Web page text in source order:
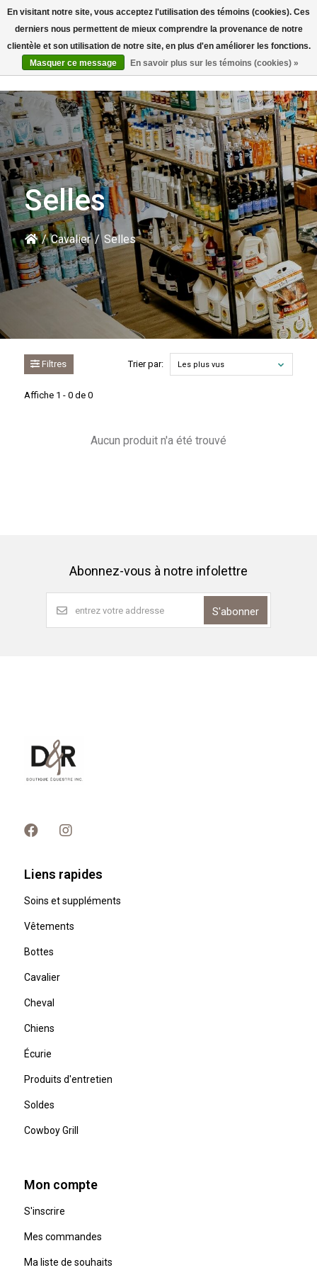
Rechercher
Selles
/ Cavalier / Selles
Filtres
Affiche 1 - 0 de 0
Trier par: Les plus vus
Aucun produit n'a été trouvé
Abonnez-vous à notre infolettre
S'abonner
Liens rapides
Soins et suppléments
Vêtements
Bottes
Cavalier
Cheval
Chiens
Écurie
Produits d'entretien
Soldes
Cowboy Grill
Mon compte
S'inscrire
Mes commandes
Ma liste de souhaits
En visitant notre site, vous acceptez l'utilisation des témoins (cookies). Ces
derniers nous permettent de mieux comprendre la provenance de notre
clientèle et son utilisation de notre site, en plus d'en améliorer les fonctions.
Masquer ce message
En savoir plus sur les témoins (cookies) »